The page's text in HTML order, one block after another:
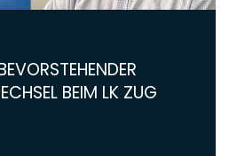
BEIM LK ZUG